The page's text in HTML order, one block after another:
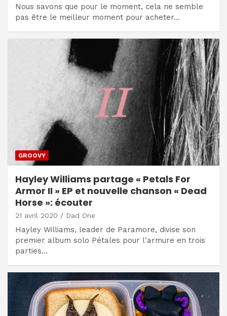
Nous savons que pour le moment, cela ne semble
pas être le meilleur moment pour acheter…
GROOVY
Hayley Williams partage « Petals For
Armor II » EP et nouvelle chanson « Dead
Horse »: écouter
21 avril 2020 Dad One
Hayley Williams, leader de Paramore, divise son
premier album solo Pétales pour l’armure en trois
parties…